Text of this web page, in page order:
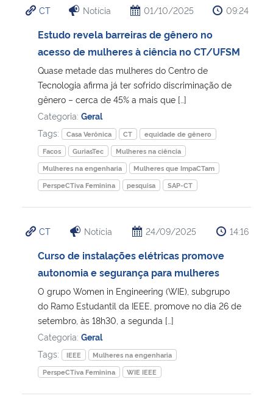
Ministério da Cidadania
Ministério de Minas e Energia
Ministério da Ciência, Tecnologia, Inovações e Comunicações
Ministério do Meio Ambiente
Ministério do Turismo
Controladoria-Geral da União
Ministério da Mulher, da Família e dos Direitos Humanos
Secretaria-Geral
Secretaria de Governo
Gabinete de Segurança Institucional
CT Notícia 01/10/2025 09:24
Estudo revela barreiras de gênero no
acesso de mulheres à ciência no CT/UFSM
Quase metade das mulheres do Centro de
Tecnologia afirma já ter sofrido discriminação de
gênero – cerca de 45% a mais que […]
Categoria: Geral
Tags:
Casa Verônica CT
equidade de gênero
Facos
GuriasTec
Mulheres na ciência
Mulheres na engenharia
Mulheres que ImpaCTam
PerspeCTiva Feminina
pesquisa SAP-CT
CT Notícia 24/09/2025 14:16
Curso de instalações elétricas promove
autonomia e segurança para mulheres
O grupo Women in Engineering (WIE), subgrupo
do Ramo Estudantil da IEEE, promove no dia 26 de
setembro, às 18h30, a segunda […]
Categoria: Geral
Tags:
IEEE
Mulheres na engenharia
PerspeCTiva Feminina
WIE IEEE